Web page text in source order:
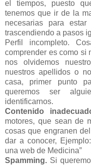
el tiempos, puesto
tenemos que ir de la
necesarias para
trascendiendo a pasos
Perfil incompleto.
comprender es como si
nos olvidemos
nuestros apellidos o
casa, primer punto
queremos ser
identificarnos.
Contenido
motores, que sean de
cosas que engranen
dar a conocer,
una web de Medicina”
Spamming. Si